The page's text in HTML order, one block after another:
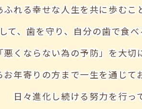
れる幸せな人生を共に歩むこ
て、歯を守り、自分の歯で食
悪くならない為の予防」を大切
年寄りの方まで一生を通じて
日々進化し続ける努力を行っ